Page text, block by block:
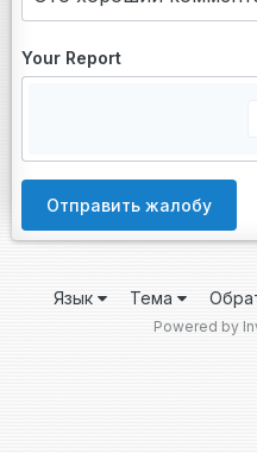
Your Report
Отправить жалобу
Язык Тема
Powered by